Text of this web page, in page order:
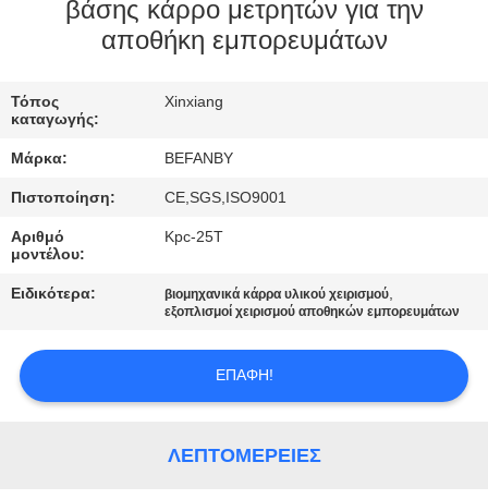
ΈΛΕΓΧΟΣ
ΕΛΆΤΕ
ΣΕ
ΕΠΑΦΉ
ΕΙΔΉΣΕΙΣ
ΖΗΤΉΣΤΕ
ΈΝΑ
βάσης κάρρο μετρητών για την
αποθήκη εμπορευμάτων
Τόπος
καταγωγής:
Xinxiang
Μάρκα: BEFANBY
Πιστοποίηση: CE,SGS,ISO9001
Αριθμό
μοντέλου:
Kpc-25T
Ειδικότερα: βιομηχανικά κάρρα υλικού χειρισμού,
εξοπλισμοί χειρισμού αποθηκών εμπορευμάτων
ΕΠΑΦΉ!
ΛΕΠΤΟΜΈΡΕΙΕΣ